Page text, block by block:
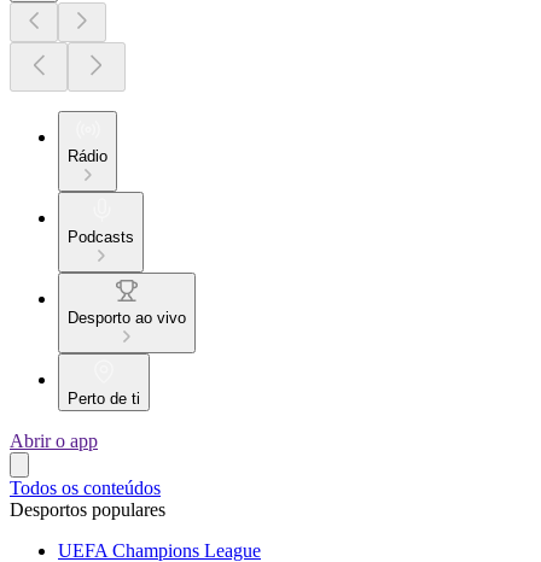
Rádio
Podcasts
Desporto ao vivo
Perto de ti
Abrir o app
Todos os conteúdos
Desportos populares
UEFA Champions League